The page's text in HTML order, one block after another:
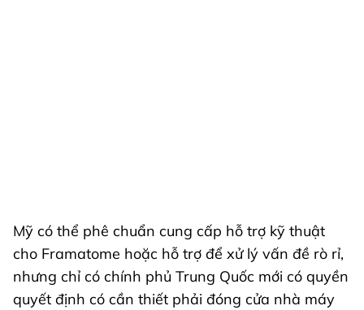
Mỹ có thể phê chuẩn cung cấp hỗ trợ kỹ thuật
cho Framatome hoặc hỗ trợ để xử lý vấn đề rò rỉ,
nhưng chỉ có chính phủ Trung Quốc mới có quyền
quyết định có cần thiết phải đóng cửa nhà máy